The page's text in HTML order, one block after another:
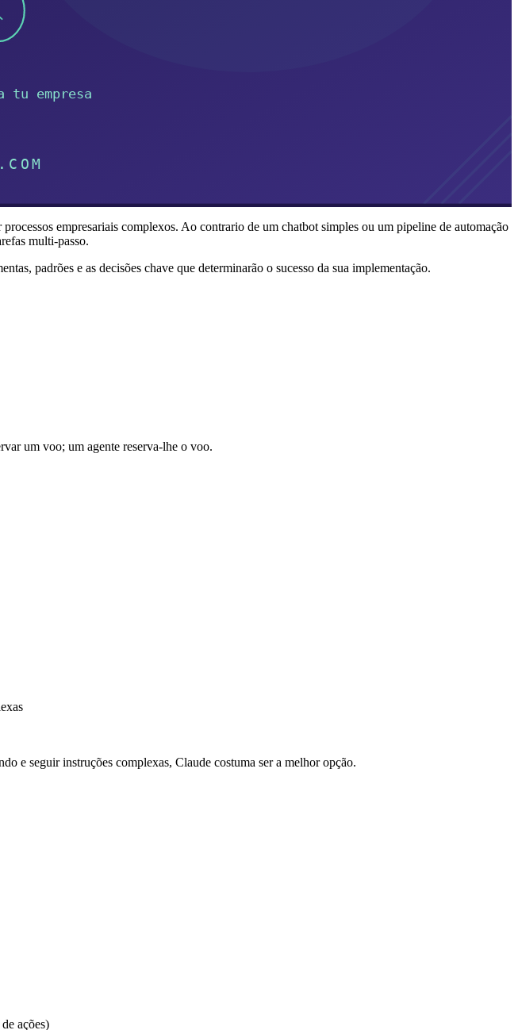
empresariais complexos. Ao contrario de um chatbot simples ou um pipeline de automação
multi-passo.
padrões e as decisões chave que determinarão o sucesso da sua implementação.
um voo; um agente reserva-lhe o voo.
e seguir instruções complexas, Claude costuma ser a melhor opção.
ações)